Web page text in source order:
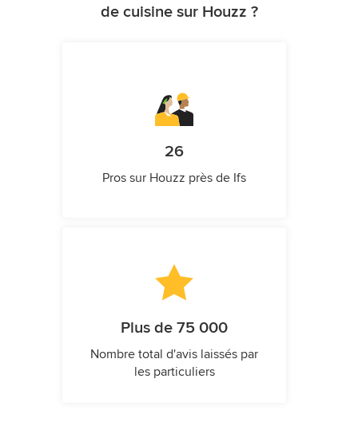
de cuisine sur Houzz ?
26
Pros sur Houzz près de Ifs
Plus de 75 000
Nombre total d'avis laissés par
les particuliers